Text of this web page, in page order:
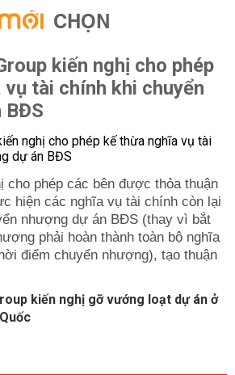
CHỌN
kiến nghị cho phép
tài chính khi chuyển
BĐS
cho phép các bên được thỏa thuận
hiện các nghĩa vụ tài chính còn lại
nhượng dự án BĐS (thay vì bắt
phải hoàn thành toàn bộ nghĩa
điểm chuyển nhượng), tạo thuận
kiến nghị gỡ vướng loạt dự án ở